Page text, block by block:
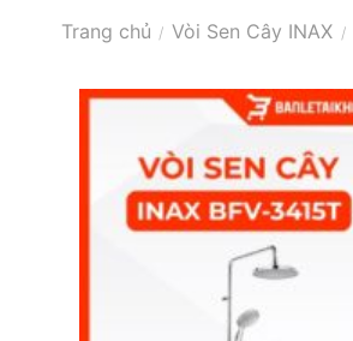
Trang chủ / Vòi Sen Cây INAX /